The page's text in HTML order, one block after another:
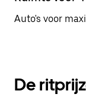
Auto's voor
De